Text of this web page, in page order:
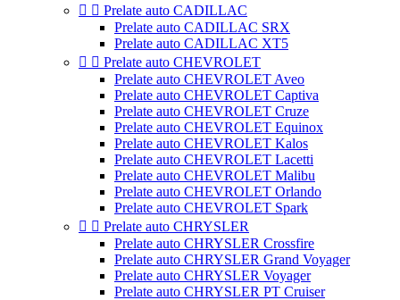
  Prelate auto CADILLAC
Prelate auto CADILLAC SRX
Prelate auto CADILLAC XT5
  Prelate auto CHEVROLET
Prelate auto CHEVROLET Aveo
Prelate auto CHEVROLET Captiva
Prelate auto CHEVROLET Cruze
Prelate auto CHEVROLET Equinox
Prelate auto CHEVROLET Kalos
Prelate auto CHEVROLET Lacetti
Prelate auto CHEVROLET Malibu
Prelate auto CHEVROLET Orlando
Prelate auto CHEVROLET Spark
  Prelate auto CHRYSLER
Prelate auto CHRYSLER Crossfire
Prelate auto CHRYSLER Grand Voyager
Prelate auto CHRYSLER Voyager
Prelate auto CHRYSLER PT Cruiser